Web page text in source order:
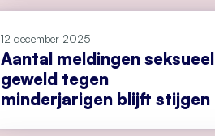
12 december 2025
Aantal meldingen seksueel
geweld tegen
minderjarigen blijft stijgen